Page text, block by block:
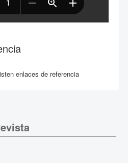
enlaces de referencia